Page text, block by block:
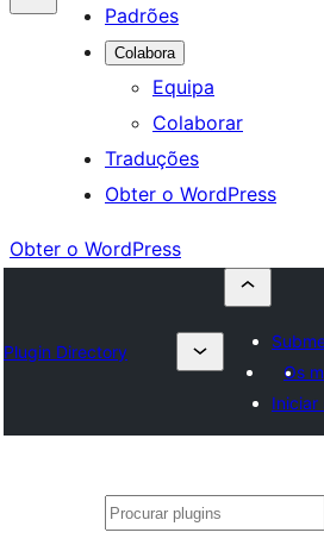
Padrões
Colabora
Equipa
Colaborar
Traduções
Obter o WordPress
Obter o WordPress
Plugin Directory
Os
Iniciar
Pesquisar